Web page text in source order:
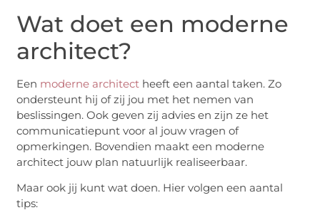
Wat doet een moderne
architect?
Een moderne architect heeft een aantal taken. Zo
ondersteunt hij of zij jou met het nemen van
beslissingen. Ook geven zij advies en zijn ze het
communicatiepunt voor al jouw vragen of
opmerkingen. Bovendien maakt een moderne
architect jouw plan natuurlijk realiseerbaar.
Maar ook jij kunt wat doen. Hier volgen een aantal
tips: